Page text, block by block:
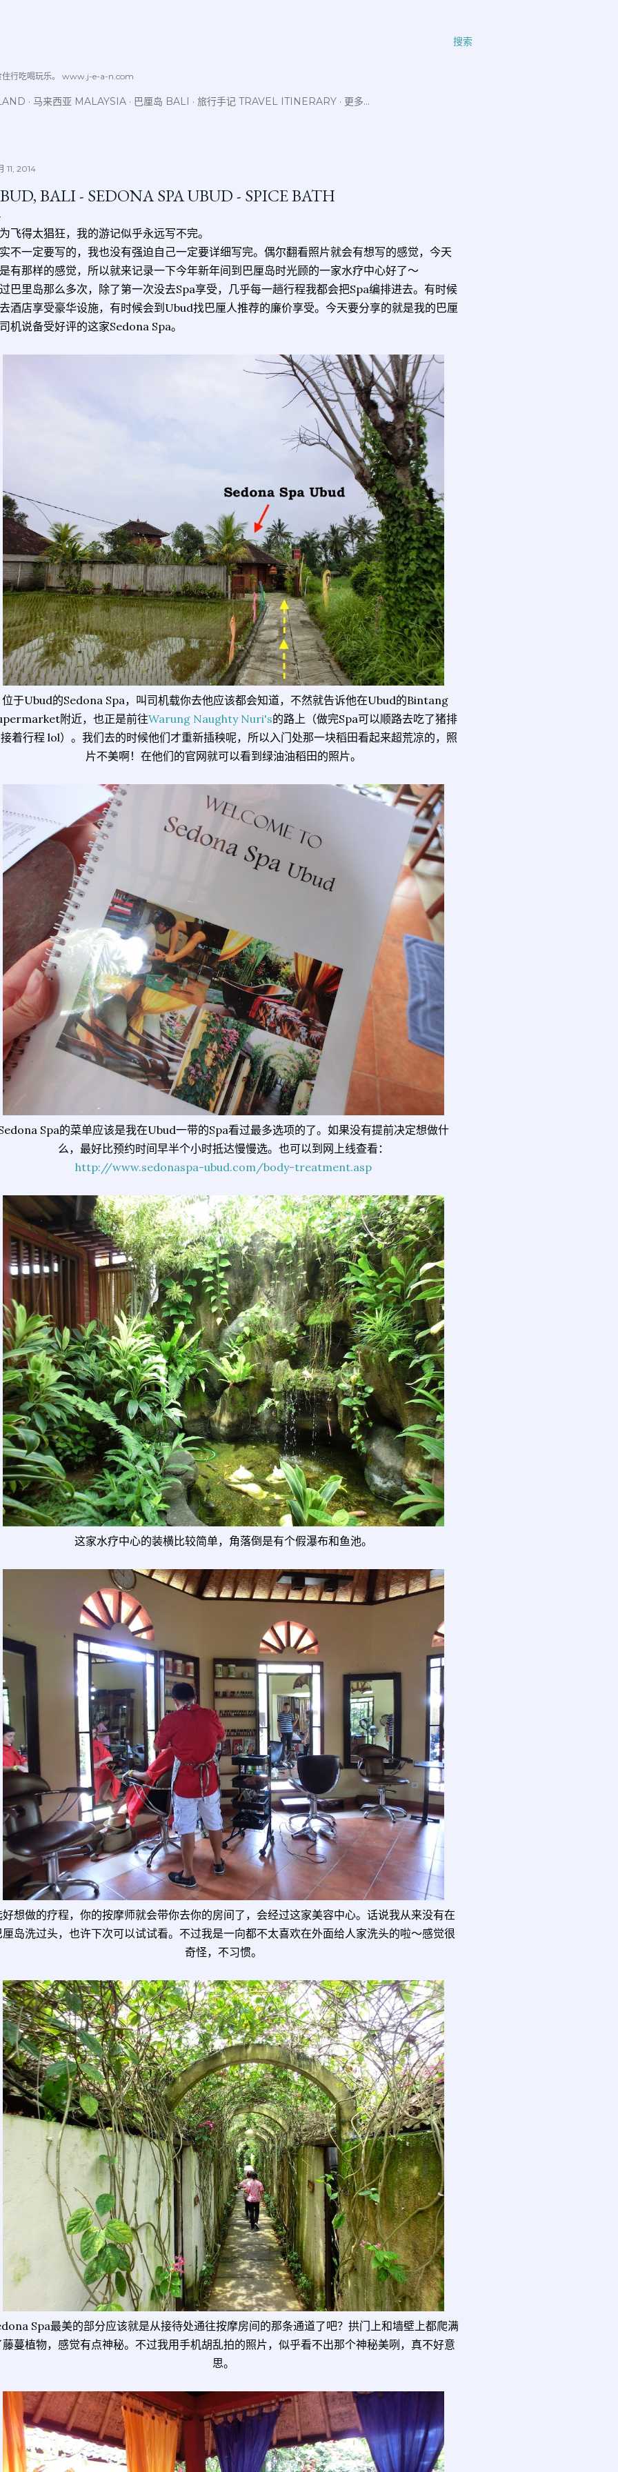
搜索
住行吃喝玩乐。 www.j-e-a-n.com
马来西亚 MALAYSIA 巴厘岛 BALI 旅行手记 TRAVEL ITINERARY 更多…
11, 2014
BALI - SEDONA SPA UBUD - SPICE BATH
飞得太猖狂，我的游记似乎永远写不完。
不一定要写的，我也没有强迫自己一定要详细写完。偶尔翻看照片就会有想写的感觉，今天
有那样的感觉，所以就来记录一下今年新年间到巴厘岛时光顾的一家水疗中心好了～
巴里岛那么多次，除了第一次没去Spa享受，几乎每一趟行程我都会把Spa编排进去。有时候
酒店享受豪华设施，有时候会到Ubud找巴厘人推荐的廉价享受。今天要分享的就是我的巴厘
机说备受好评的这家Sedona Spa。
于Ubud的Sedona Spa，叫司机载你去他应该都会知道，不然就告诉他在Ubud的Bintang
附近，也正是前往Warung Naughty Nuri's的路上（做完Spa可以顺路去吃了猪排
着行程 lol）。我们去的时候他们才重新插秧呢，所以入门处那一块稻田看起来超荒凉的，照
片不美啊！在他们的官网就可以看到绿油油稻田的照片。
Spa的菜单应该是我在Ubud一带的Spa看过最多选项的了。如果没有提前决定想做什
么，最好比预约时间早半个小时抵达慢慢选。也可以到网上线查看：
http://www.sedonaspa-ubud.com/body-treatment.asp
这家水疗中心的装横比较简单，角落倒是有个假瀑布和鱼池。
好想做的疗程，你的按摩师就会带你去你的房间了，会经过这家美容中心。话说我从来没有在
厘岛洗过头，也许下次可以试试看。不过我是一向都不太喜欢在外面给人家洗头的啦～感觉很
奇怪，不习惯。
Spa最美的部分应该就是从接待处通往按摩房间的那条通道了吧？拱门上和墙壁上都爬满
藤蔓植物，感觉有点神秘。不过我用手机胡乱拍的照片，似乎看不出那个神秘美咧，真不好意
思。